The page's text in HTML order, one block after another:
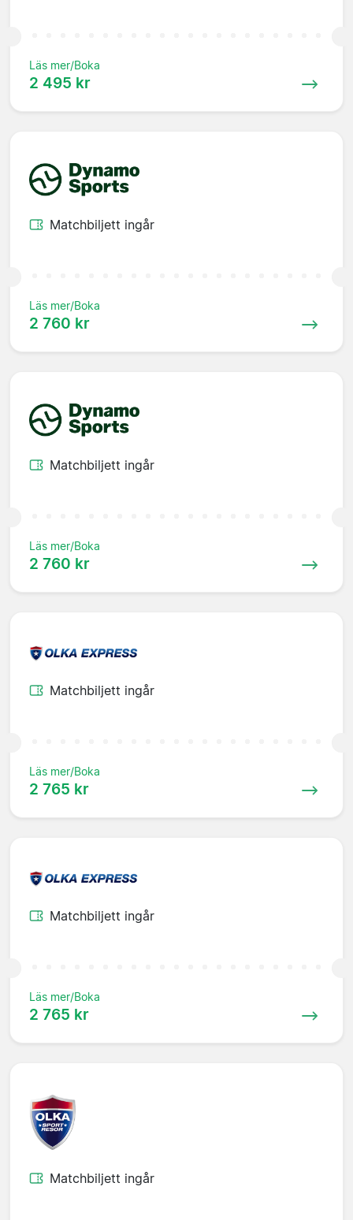
Läs mer/Boka
2 495 kr
Matchbiljett ingår
Läs mer/Boka
2 760 kr
Matchbiljett ingår
Läs mer/Boka
2 760 kr
Matchbiljett ingår
Läs mer/Boka
2 765 kr
Matchbiljett ingår
Läs mer/Boka
2 765 kr
Matchbiljett ingår